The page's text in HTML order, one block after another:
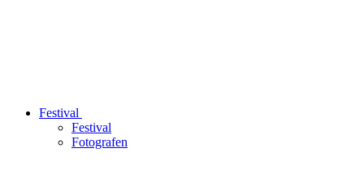
Festival
Festival
Fotografen